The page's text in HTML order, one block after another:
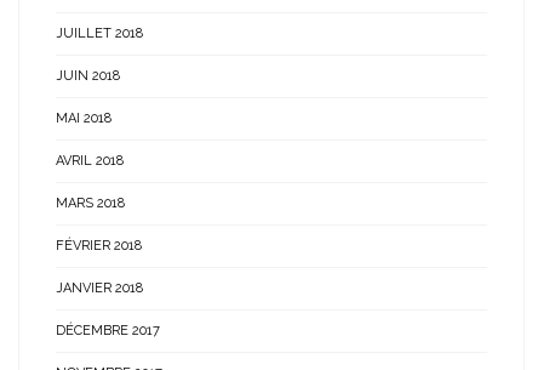
JUILLET 2018
JUIN 2018
MAI 2018
AVRIL 2018
MARS 2018
FÉVRIER 2018
JANVIER 2018
DÉCEMBRE 2017